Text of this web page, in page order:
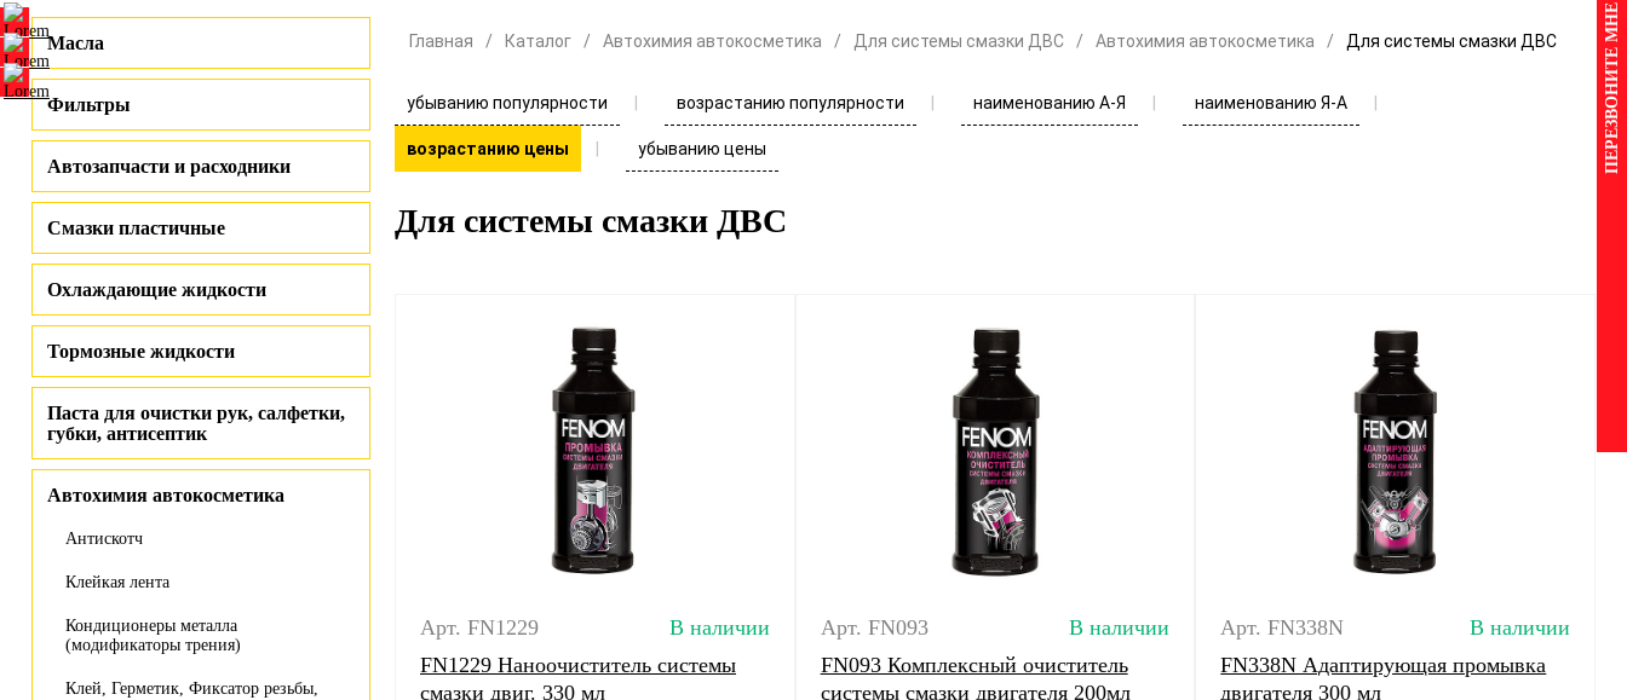
Масла
Фильтры
Автозапчасти и расходники
Смазки пластичные
Охлаждающие жидкости
Тормозные жидкости
Паста для очистки рук, салфетки,
губки, антисептик
Автохимия автокосметика
Антискотч
Клейкая лента
Кондиционеры металла
(модификаторы трения)
Клей, Герметик, Фиксатор резьбы,
Главная Каталог Автохимия автокосметика Для системы смазки ДВС Автохимия автокосметика Для системы смазки ДВС
убыванию популярности возрастанию популярности наименованию А-Я наименованию Я-А
возрастанию цены убыванию цены
Для системы смазки ДВС
Арт. FN1229
В наличии
FN1229 Наноочиститель системы
смазки двиг. 330 мл
Арт. FN093
В наличии
FN093 Комплексный очиститель
системы смазки двигателя 200мл
Арт. FN338N
В наличии
FN338N Адаптирующая промывка
двигателя 300 мл
ПЕРЕЗВОНИТЕ МНЕ